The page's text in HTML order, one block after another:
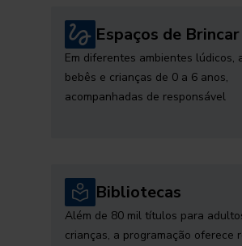
Espaços de Brincar
Em diferentes ambientes lúdicos,
bebês e crianças de 0 a 6 anos,
acompanhadas de responsável
Bibliotecas
Além de 80 mil títulos para
crianças, a programação oferece